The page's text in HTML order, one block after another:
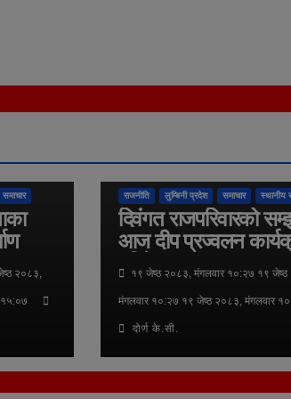
२०८३,
राजनीति लुम्बिनी प्रदेश समाचार स्थानीय
दिवंगत राजपरिवारको
आज दीप प्रज्वलन
गरिने
१९ जेष्ठ २०८३, मंगलवार १०:२७ १९ जेष्ठ
मंगलवार १०:२७ १९ जेष्ठ २०८३, मंगलवार
दोर्ण के.सी.